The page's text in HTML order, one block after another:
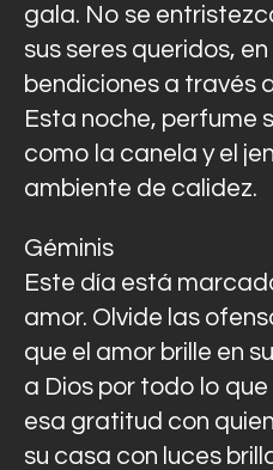
gala. No se
sus seres queridos,
bendiciones a través
Esta noche, perfume
como la canela y el
ambiente de calidez.
Géminis
Este día está
amor. Olvide las
que el amor brille en
a Dios por todo lo
esa gratitud con
su casa con luces